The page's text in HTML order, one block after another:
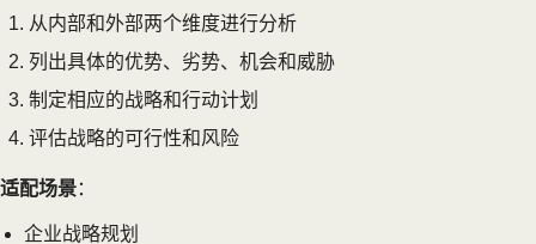
从内部和外部两个维度进行分析
列出具体的优势、劣势、机会和威胁
制定相应的战略和行动计划
评估战略的可行性和风险
适配场景：
企业战略规划